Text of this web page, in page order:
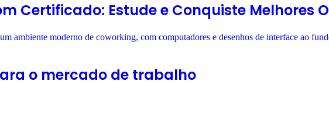
Certificado: Estude e Conquiste Melhores
o mercado de trabalho